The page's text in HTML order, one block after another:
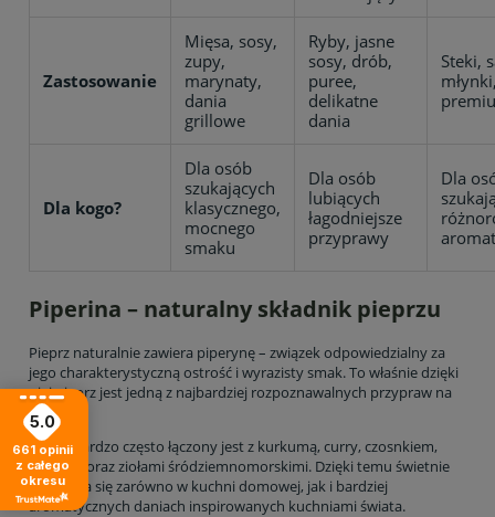
Zastosowanie
Mięsa, sosy,
zupy,
marynaty,
dania
grillowe
Ryby, jasne
sosy, drób,
puree,
delikatne
dania
Steki,
Dla kogo?
Dla osób
szukających
klasycznego,
mocnego
smaku
Dla osób
lubiących
łagodniejsze
przyprawy
Dla
Piperina – naturalny składnik pieprzu
Pieprz naturalnie zawiera piperynę – związek odpowiedzialny za
jego charakterystyczną ostrość i wyrazisty smak. To właśnie dzięki
niej pieprz jest jedną z najbardziej rozpoznawalnych przypraw na
świecie.
Pieprz bardzo często łączony jest z kurkumą, curry, czosnkiem,
papryką oraz ziołami śródziemnomorskimi. Dzięki temu świetnie
sprawdza się zarówno w kuchni domowej, jak i bardziej
aromatycznych daniach inspirowanych kuchniami świata.
5.0
661 opinii
z całego
okresu